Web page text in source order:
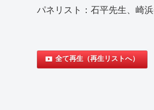
パネリスト：石平先生、崎
全て再生（再生リストへ）